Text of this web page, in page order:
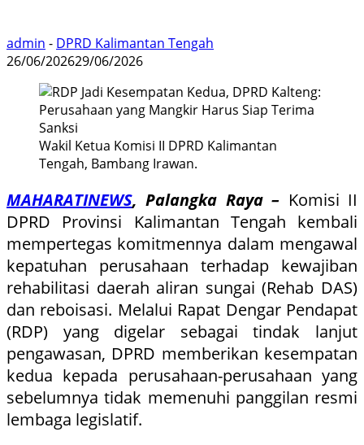
admin - DPRD Kalimantan Tengah
26/06/202629/06/2026
Wakil Ketua Komisi II DPRD Kalimantan
Tengah, Bambang Irawan.
MAHARATINEWS, Palangka Raya – Komisi II
DPRD Provinsi Kalimantan Tengah kembali
mempertegas komitmennya dalam mengawal
kepatuhan perusahaan terhadap kewajiban
rehabilitasi daerah aliran sungai (Rehab DAS)
dan reboisasi. Melalui Rapat Dengar Pendapat
(RDP) yang digelar sebagai tindak lanjut
pengawasan, DPRD memberikan kesempatan
kedua kepada perusahaan-perusahaan yang
sebelumnya tidak memenuhi panggilan resmi
lembaga legislatif.